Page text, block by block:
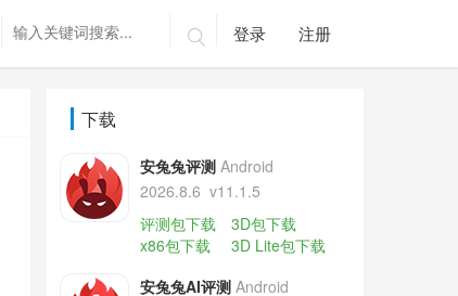
 登录 注册
下载
安兔兔评测 Android
2026.8.6 v11.1.5
评测包下载
3D包下载
x86包下载
3D Lite包下载
安兔兔AI评测 Android